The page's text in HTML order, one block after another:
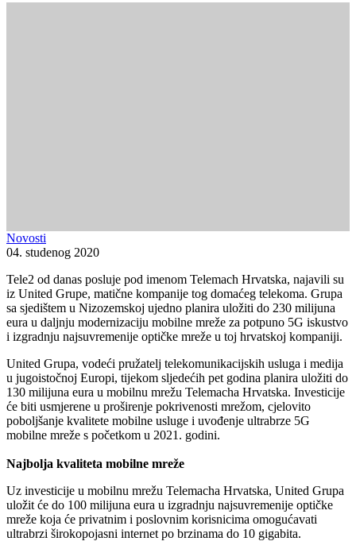
Novosti
04. studenog 2020
Tele2 od danas posluje pod imenom Telemach Hrvatska, najavili su
iz United Grupe, matične kompanije tog domaćeg telekoma. Grupa
sa sjedištem u Nizozemskoj ujedno planira uložiti do 230 milijuna
eura u daljnju modernizaciju mobilne mreže za potpuno 5G iskustvo
i izgradnju najsuvremenije optičke mreže u toj hrvatskoj kompaniji.
United Grupa, vodeći pružatelj telekomunikacijskih usluga i medija
u jugoistočnoj Europi, tijekom sljedećih pet godina planira uložiti do
130 milijuna eura u mobilnu mrežu Telemacha Hrvatska. Investicije
će biti usmjerene u proširenje pokrivenosti mrežom, cjelovito
poboljšanje kvalitete mobilne usluge i uvođenje ultrabrze 5G
mobilne mreže s početkom u 2021. godini.
Najbolja kvaliteta mobilne mreže
Uz investicije u mobilnu mrežu Telemacha Hrvatska, United Grupa
uložit će do 100 milijuna eura u izgradnju najsuvremenije optičke
mreže koja će privatnim i poslovnim korisnicima omogućavati
ultrabrzi širokopojasni internet po brzinama do 10 gigabita.